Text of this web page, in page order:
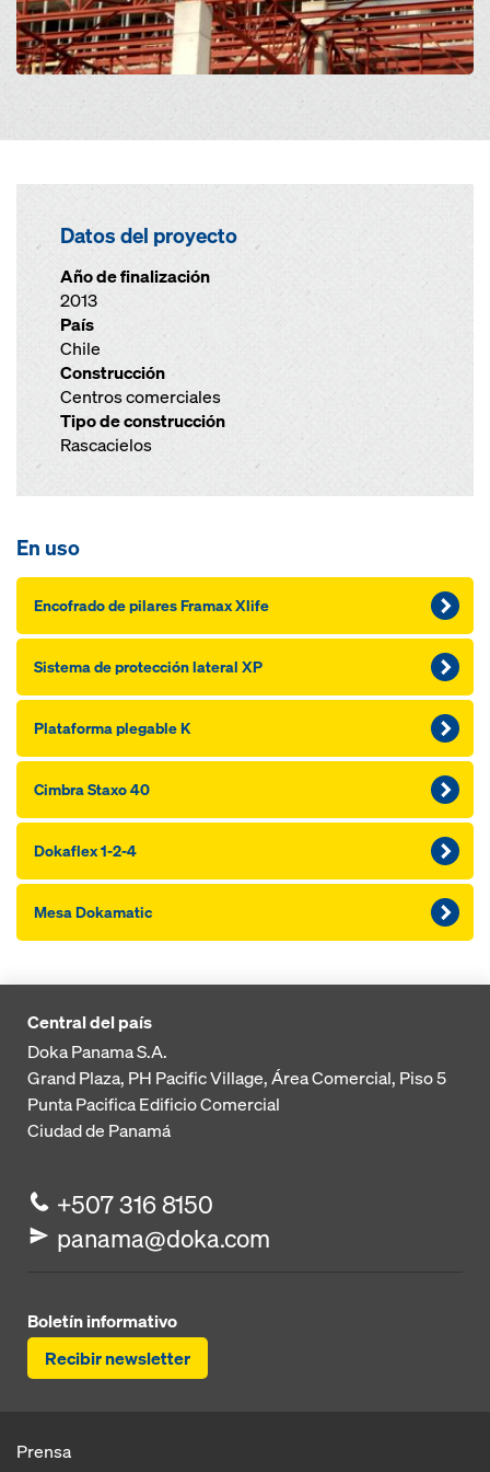
Datos del proyecto
Año de finalización
2013
País
Chile
Construcción
Centros comerciales
Tipo de construcción
Rascacielos
En uso
Encofrado de pilares Framax Xlife
Sistema de protección lateral XP
Plataforma plegable K
Cimbra Staxo 40
Dokaflex 1-2-4
Mesa Dokamatic
Central del país
Doka Panama S.A.
Grand Plaza, PH Pacific Village, Área Comercial, Piso 5
Punta PacificaEdificio Comercial
Ciudad de Panamá
+507 316 8150
panama@doka.com
Boletín informativo
Recibir newsletter
Prensa